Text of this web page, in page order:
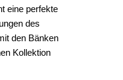
eine perfekte
des
den Bänken
Kollektion